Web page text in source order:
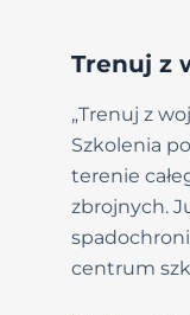
Trenuj z
„Trenuj z
Szkolenia
terenie
zbrojnych.
centrum